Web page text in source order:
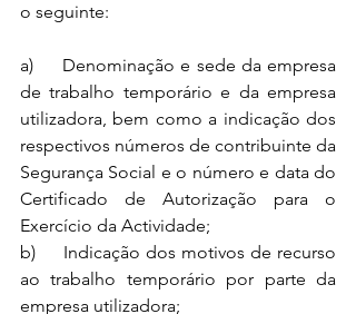
o seguinte:
a)     Denominação e sede da empresa
de trabalho temporário e da empresa
utilizadora, bem como a indicação dos
respectivos números de contribuinte da
Segurança Social e o número e data do
Certificado de Autorização para o
Exercício da Actividade;
b)     Indicação dos motivos de recurso
ao trabalho temporário por parte da
empresa utilizadora;